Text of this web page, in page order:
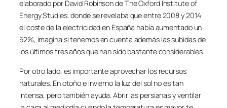
elaborado por David Robinson de The Oxford Institute of
Energy Studies, donde se revelaba que entre 2008 y 2014
el coste de la electricidad en España había aumentado un
52%, imagina si tenemos en cuenta además las subidas de
los últimos tres años que han sido bastante considerables.
Por otro lado, es importante aprovechar los recursos
naturales. En otoño e invierno la luz del sol no es tan
intensa, pero también ayuda. Abrir las persianas y ventilar